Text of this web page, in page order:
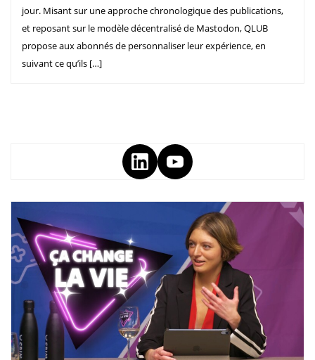
jour. Misant sur une approche chronologique des publications,
et reposant sur le modèle décentralisé de Mastodon, QLUB
propose aux abonnés de personnaliser leur expérience, en
suivant ce qu’ils […]